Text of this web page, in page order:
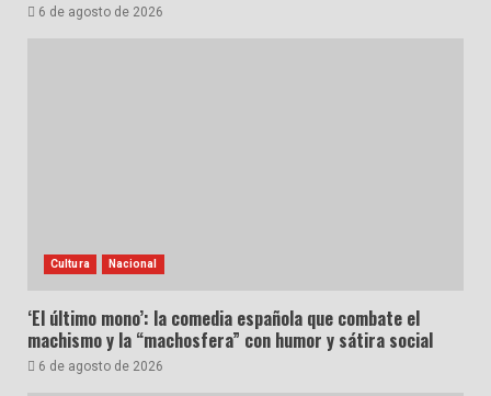
6 de agosto de 2026
Cultura Nacional
‘El último mono’: la comedia española que combate el
machismo y la “machosfera” con humor y sátira social
6 de agosto de 2026